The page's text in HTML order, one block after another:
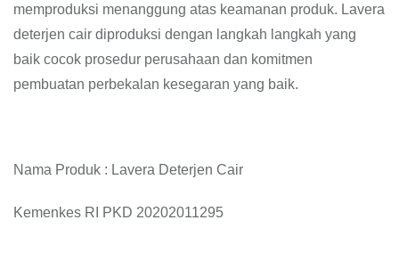
memproduksi menanggung atas keamanan produk. Lavera
deterjen cair diproduksi dengan langkah langkah yang
baik cocok prosedur perusahaan dan komitmen
pembuatan perbekalan kesegaran yang baik.
Nama Produk : Lavera Deterjen Cair
Kemenkes RI PKD 20202011295